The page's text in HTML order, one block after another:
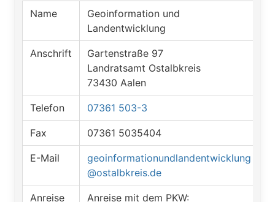
Name
Geoinformation und
Landentwicklung
Anschrift
Gartenstraße 97
Landratsamt Ostalbkreis
73430 Aalen
Telefon 07361 503-3
Fax 07361 5035404
E-Mail
geoinformationundlandentwicklung
@ostalbkreis.de
Anreise Anreise mit dem PKW: